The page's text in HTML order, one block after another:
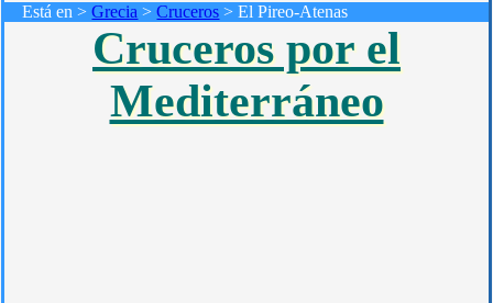
Está en >Grecia >Cruceros > El Pireo-Atenas
Cruceros por el
Mediterráneo